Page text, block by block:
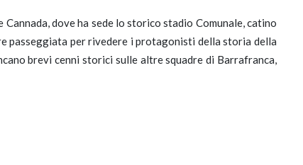
dove ha sede lo storico stadio Comunale, catino
passeggiata per rivedere i protagonisti della storia della
brevi cenni storici sulle altre squadre di Barrafranca,